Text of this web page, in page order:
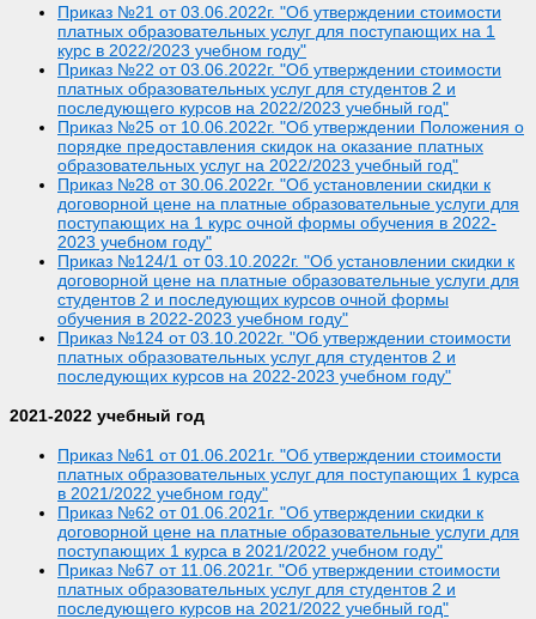
Приказ №21 от 03.06.2022г. "Об утверждении стоимости
платных образовательных услуг для поступающих на 1
курс в 2022/2023 учебном году"
Приказ №22 от 03.06.2022г. "Об утверждении стоимости
платных образовательных услуг для студентов 2 и
последующего курсов на 2022/2023 учебный год"
Приказ №25 от 10.06.2022г. "Об утверждении Положения о
порядке предоставления скидок на оказание платных
образовательных услуг на 2022/2023 учебный год"
Приказ №28 от 30.06.2022г. "Об установлении скидки к
договорной цене на платные образовательные услуги для
поступающих на 1 курс очной формы обучения в 2022-
2023 учебном году"
Приказ №124/1 от 03.10.2022г. "Об установлении скидки к
договорной цене на платные образовательные услуги для
студентов 2 и последующих курсов очной формы
обучения в 2022-2023 учебном году"
Приказ №124 от 03.10.2022г. "Об утверждении стоимости
платных образовательных услуг для студентов 2 и
последующих курсов на 2022-2023 учебном году"
2021-2022 учебный год
Приказ №61 от 01.06.2021г. "Об утверждении стоимости
платных образовательных услуг для поступающих 1 курса
в 2021/2022 учебном году"
Приказ №62 от 01.06.2021г. "Об утверждении скидки к
договорной цене на платные образовательные услуги для
поступающих 1 курса в 2021/2022 учебном году"
Приказ №67 от 11.06.2021г. "Об утверждении стоимости
платных образовательных услуг для студентов 2 и
последующего курсов на 2021/2022 учебный год"